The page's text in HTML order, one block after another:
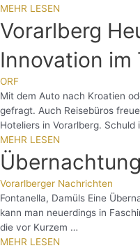
MEHR LESEN
Vorarlberg
Innovation im
ORF
Mit dem Auto nach Kroatien
gefragt. Auch Reisebüros
Hoteliers in Vorarlberg. Schuld
MEHR LESEN
Vorarlberger Nachrichten
Fontanella, Damüls Eine
kann man neuerdings in
die vor Kurzem …
MEHR LESEN